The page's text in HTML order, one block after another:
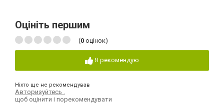
Оцініть першим
(0 оцінок)
Я рекомендую
Ніхто ще не рекомендував
Авторизуйтесь
щоб оцінити і порекомендувати